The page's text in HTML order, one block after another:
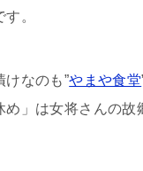
。
けなのも”やまや食堂
め」は女将さんの故